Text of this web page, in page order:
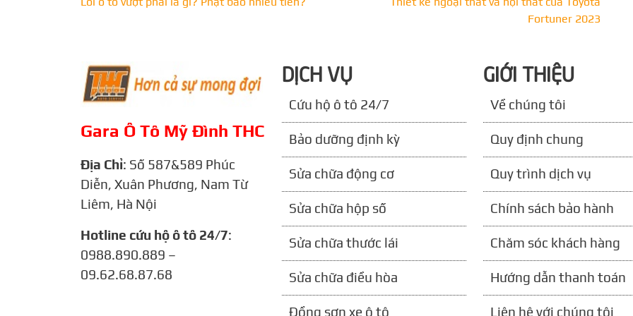
Fortuner 2023
Gara Ô Tô Mỹ Đình THC
Địa Chỉ: Số 587&589 Phúc
Diễn, Xuân Phương, Nam Từ
Liêm, Hà Nội
Hotline cứu hộ ô tô 24/7:
0988.890.889 –
09.62.68.87.68
DỊCH VỤ
Cứu hộ ô tô 24/7
Bảo dưỡng định kỳ
Sửa chữa động cơ
Sửa chữa hộp số
Sửa chữa thước lái
Sửa chữa điều hòa
Đồng sơn xe ô tô
GIỚI THIỆU
Về chúng tôi
Quy định chung
Quy trình dịch vụ
Chính sách bảo hành
Chăm sóc khách hàng
Hướng dẫn thanh toán
Liên hệ với chúng tôi